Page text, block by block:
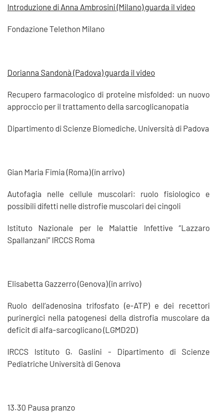
Introduzione di Anna Ambrosini (Milano) guarda il video
Fondazione Telethon Milano
Dorianna Sandonà (Padova) guarda il video
Recupero farmacologico di proteine ​​misfolded: un nuovo
approccio per il trattamento della sarcoglicanopatia
Dipartimento di Scienze Biomediche, Università di Padova
Gian Maria Fimia (Roma) (in arrivo)
Autofagia nelle cellule muscolari: ruolo fisiologico e
possibili difetti nelle distrofie muscolari dei cingoli
Istituto Nazionale per le Malattie Infettive “Lazzaro
Spallanzani” IRCCS Roma
Elisabetta Gazzerro (Genova) (in arrivo)
Ruolo dell’adenosina trifosfato (e-ATP) e dei recettori
purinergici nella patogenesi della distrofia muscolare da
deficit di alfa-sarcoglicano (LGMD2D)
IRCCS Istituto G. Gaslini - Dipartimento di Scienze
Pediatriche Università di Genova
13.30 Pausa pranzo